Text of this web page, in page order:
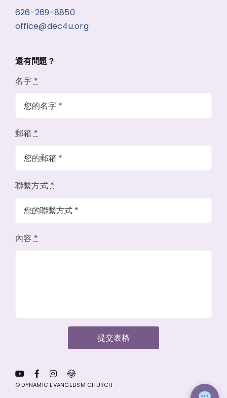
626-269-8850
office@dec4u.org
還有問題？
名字*
郵箱*
聯繫方式*
內容*
提交表格
© DYNAMIC EVANGELISM CHURCH